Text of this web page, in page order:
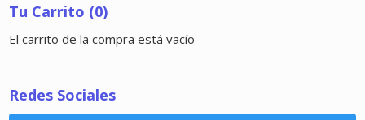
Tu Carrito (0)
El carrito de la compra está vacío
Redes Sociales